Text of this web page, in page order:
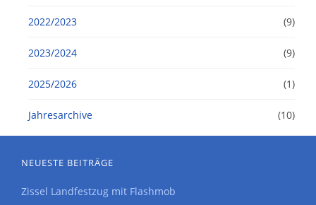
2022/2023 (9)
2023/2024 (9)
2025/2026 (1)
Jahresarchive (10)
NEUESTE BEITRÄGE
Zissel Landfestzug mit Flashmob